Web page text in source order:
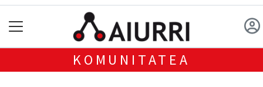
KOMUNITATEA